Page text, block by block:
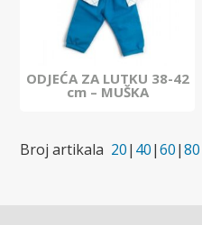
ODJEĆA ZA LUTKU 38-42
cm – MUŠKA
Broj artikala 20| 40|60|80